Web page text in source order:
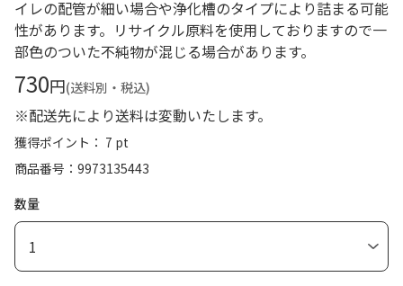
イレの配管が細い場合や浄化槽のタイプにより詰まる可能
性があります。リサイクル原料を使用しておりますので一
部色のついた不純物が混じる場合があります。
730円(送料別・税込)
※配送先により送料は変動いたします。
獲得ポイント： 7 pt
商品番号
9973135443
数量
1